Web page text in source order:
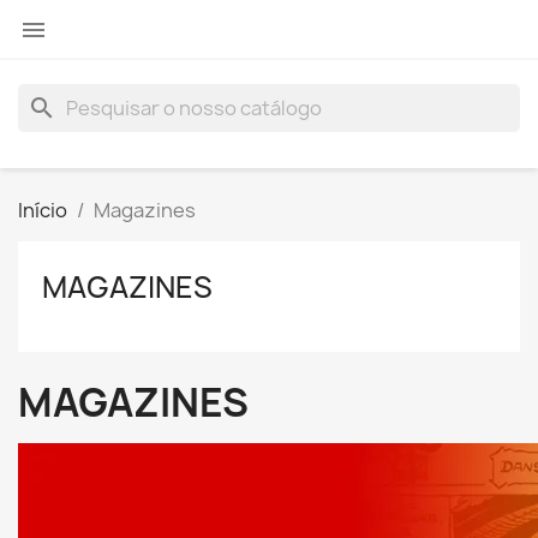

search
Início Magazines
MAGAZINES
MAGAZINES